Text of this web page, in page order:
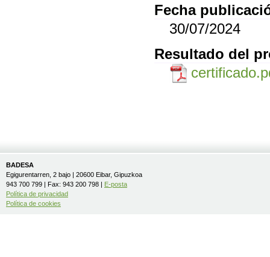
Fecha
30/07/2024
Resultado del
BADESA
Egigurentarren, 2 bajo | 20600 Eibar, Gipuzkoa
943 700 799 | Fax: 943 200 798 | E-posta
Política de privacidad
Política de cookies